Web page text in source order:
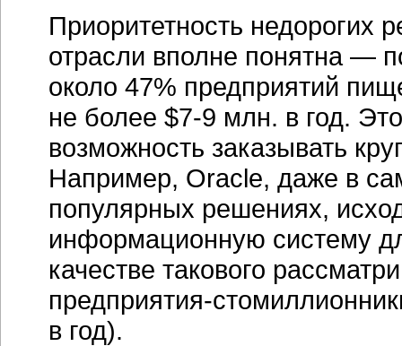
Приоритетность недорогих
отрасли вполне понятна —
около 47% предприятий
не более $7-9 млн. в год.
возможность заказывать
Например, Oracle, даже в
популярных решениях,
информационную систему
качестве такового
предприятия-
в год).